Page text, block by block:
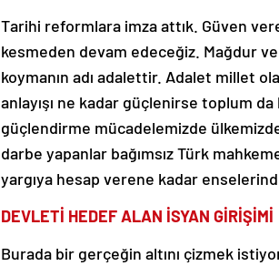
Tarihi reformlara imza attık. Güven
kesmeden devam edeceğiz. Mağdur
koymanın adı adalettir. Adalet millet
anlayışı ne kadar güçlenirse toplum
güçlendirme mücadelemizde
darbe yapanlar bağımsız Türk
yargıya hesap verene kadar
DEVLETİ HEDEF ALAN İSYAN GİRİŞİMİ
Burada bir gerçeğin altını çizmek